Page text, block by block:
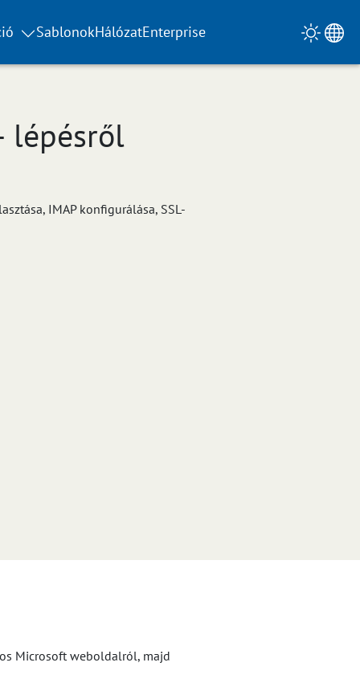
SablonokHálózatEnterprise
lépésről
IMAP konfigurálása, SSL-
Microsoft weboldalról, majd